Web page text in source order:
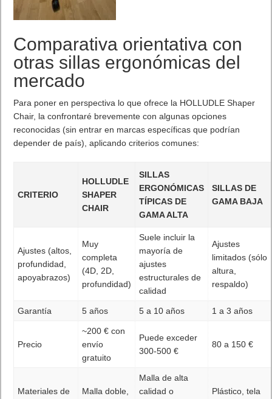
Comparativa orientativa con
otras sillas ergonómicas del
mercado
Para poner en perspectiva lo que ofrece la HOLLUDLE Shaper
Chair, la confrontaré brevemente con algunas opciones
reconocidas (sin entrar en marcas específicas que podrían
depender de país), aplicando criterios comunes:
CRITERIO
HOLLUDLE
SHAPER
CHAIR
SILLAS
ERGONÓMICAS
TÍPICAS DE
GAMA ALTA
SILLAS DE
GAMA BAJA
Ajustes (altos,
profundidad,
apoyabrazos)
Muy
completa
(4D, 2D,
profundidad)
Suele incluir la
mayoría de
ajustes
estructurales de
calidad
Ajustes
limitados (sólo
altura,
respaldo)
Garantía 5 años 5 a 10 años 1 a 3 años
Precio
~200 € con
envío
gratuito
Puede exceder
300-500 €
80 a 150 €
Materiales de
Malla doble,
Malla de alta
calidad o
Plástico, tela